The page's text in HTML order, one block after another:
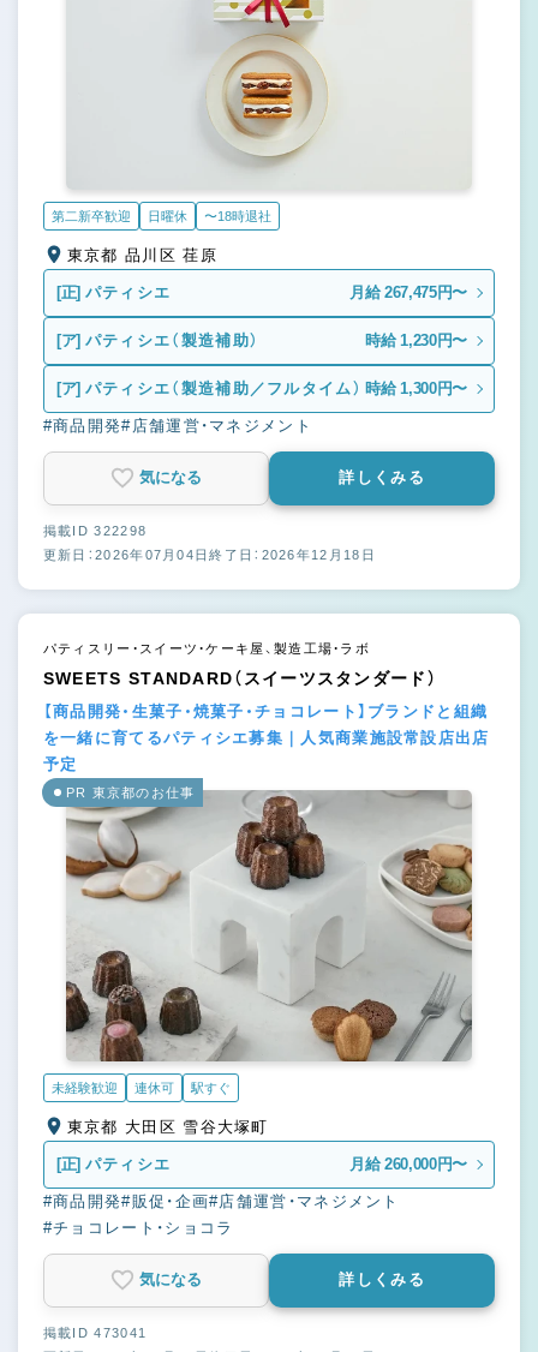
第二新卒歓迎 日曜休 〜18時退社
東京都 品川区 荏原
[正] パティシエ 月給 267,475円〜
[ア] パティシエ（製造補助） 時給 1,230円〜
[ア] パティシエ（製造補助／フルタイム） 時給 1,300円〜
#商品開発#店舗運営・マネジメント
気になる 詳しくみる
掲載ID 322298
更新日：2026年07月04日終了日：2026年12月18日
パティスリー・スイーツ・ケーキ屋、製造工場・ラボ
SWEETS STANDARD（スイーツスタンダード）
【商品開発・生菓子・焼菓子・チョコレート】ブランドと組織
を一緒に育てるパティシエ募集｜人気商業施設常設店出店
予定
PR 東京都のお仕事
未経験歓迎 連休可 駅すぐ
東京都 大田区 雪谷大塚町
[正] パティシエ 月給 260,000円〜
#商品開発#販促・企画#店舗運営・マネジメント
#チョコレート・ショコラ
気になる 詳しくみる
掲載ID 473041